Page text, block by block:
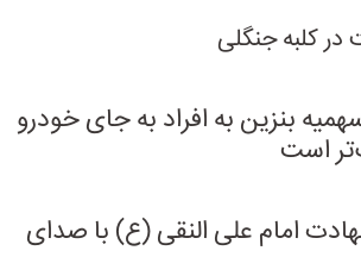
بنزین به افراد به جای خودرو
است
امام علی النقی (ع) با صدای